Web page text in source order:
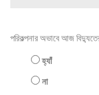
পরিকল্পনার অভাবে আজ
হ্যাঁ
না